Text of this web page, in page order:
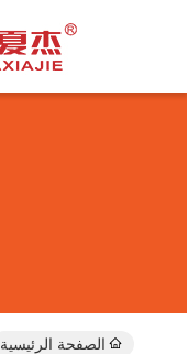
الصفحة الرئيسية